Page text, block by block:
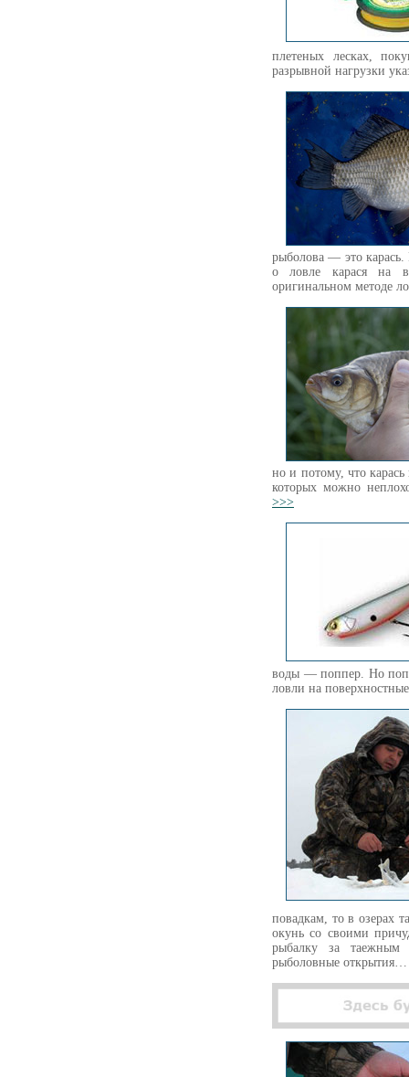
плетеных лесках,
разрывной нагрузки
рыболова — это карась.
о ловле карася на
оригинальном методе
но и потому, что
которых можно
>>>
воды — поппер. Но
ловли на
повадкам, то в озерах
окунь со своими
рыбалку за таежным
рыболовные